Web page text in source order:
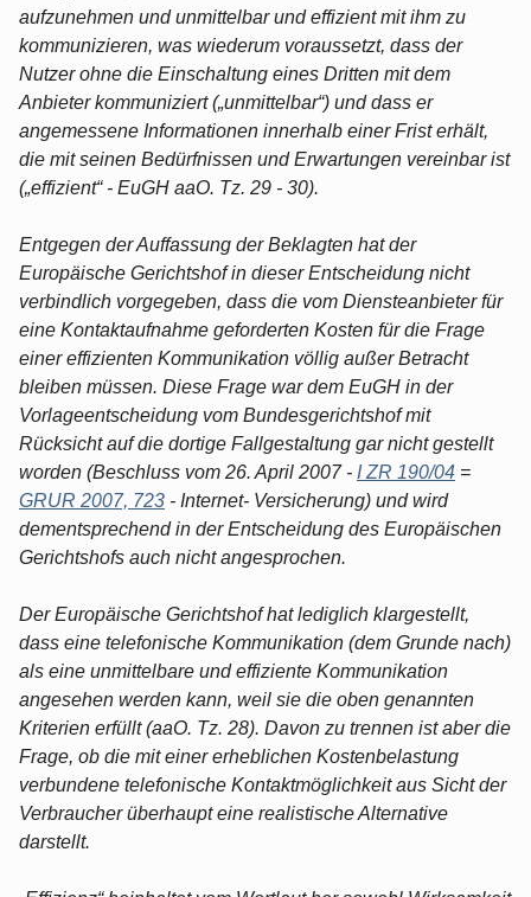
aufzunehmen und unmittelbar und effizient mit ihm zu
kommunizieren, was wiederum voraussetzt, dass der
Nutzer ohne die Einschaltung eines Dritten mit dem
Anbieter kommuniziert („unmittelbar“) und dass er
angemessene Informationen innerhalb einer Frist erhält,
die mit seinen Bedürfnissen und Erwartungen vereinbar ist
(„effizient“ - EuGH aaO. Tz. 29 - 30).
Entgegen der Auffassung der Beklagten hat der
Europäische Gerichtshof in dieser Entscheidung nicht
verbindlich vorgegeben, dass die vom Diensteanbieter für
eine Kontaktaufnahme geforderten Kosten für die Frage
einer effizienten Kommunikation völlig außer Betracht
bleiben müssen. Diese Frage war dem EuGH in der
Vorlageentscheidung vom Bundesgerichtshof mit
Rücksicht auf die dortige Fallgestaltung gar nicht gestellt
worden (Beschluss vom 26. April 2007 - I ZR 190/04 =
GRUR 2007, 723 - Internet- Versicherung) und wird
dementsprechend in der Entscheidung des Europäischen
Gerichtshofs auch nicht angesprochen.
Der Europäische Gerichtshof hat lediglich klargestellt,
dass eine telefonische Kommunikation (dem Grunde nach)
als eine unmittelbare und effiziente Kommunikation
angesehen werden kann, weil sie die oben genannten
Kriterien erfüllt (aaO. Tz. 28). Davon zu trennen ist aber die
Frage, ob die mit einer erheblichen Kostenbelastung
verbundene telefonische Kontaktmöglichkeit aus Sicht der
Verbraucher überhaupt eine realistische Alternative
darstellt.